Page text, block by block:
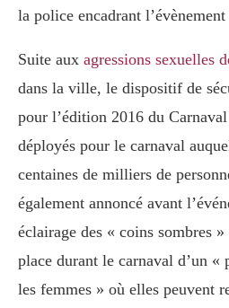
la police encadrant l’évènement
Suite aux agressions sexuelles
dans la ville, le dispositif de
pour l’édition 2016 du
déployés pour le carnaval
centaines de milliers de
également annoncé avant
éclairage des « coins sombres
place durant le carnaval d’un «
les femmes » où elles peuvent